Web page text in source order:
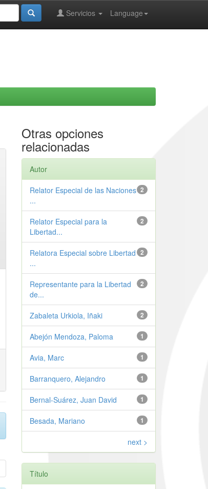
Language
Servicios
Otras opciones
relacionadas
Autor
2
Relator Especial de las Naciones
...
2
Relator Especial para la
Libertad...
2
Relatora Especial sobre Libertad
...
2
Representante para la Libertad
de...
2
Zabaleta Urkiola, Iñaki
1
Abejón Mendoza, Paloma
1
Avia, Marc
1
Barranquero, Alejandro
1
Bernal-Suárez, Juan David
1
Besada, Mariano
next >
Título